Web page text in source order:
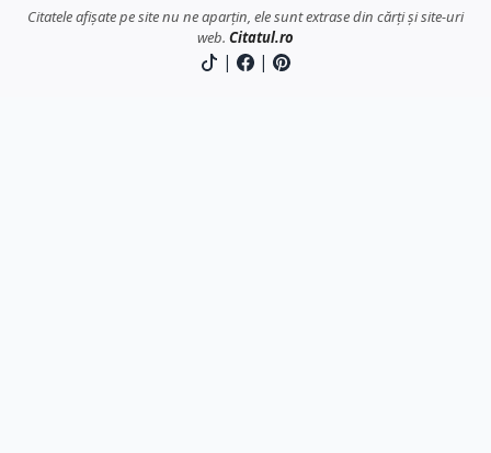
Citatele afișate pe site nu ne aparțin, ele sunt extrase din cărți și site-uri
web. Citatul.ro
| |